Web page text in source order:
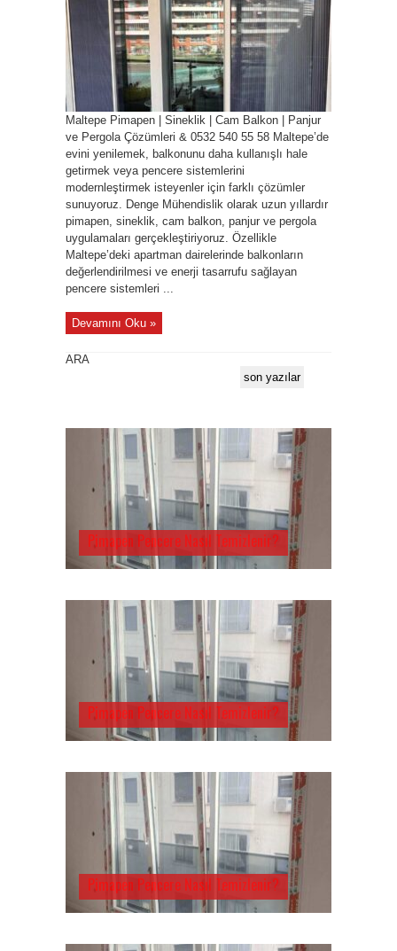
Maltepe Pimapen | Sineklik | Cam Balkon | Panjur
ve Pergola Çözümleri & 0532 540 55 58 Maltepe’de
evini yenilemek, balkonunu daha kullanışlı hale
getirmek veya pencere sistemlerini
modernleştirmek isteyenler için farklı çözümler
sunuyoruz. Denge Mühendislik olarak uzun yıllardır
pimapen, sineklik, cam balkon, panjur ve pergola
uygulamaları gerçekleştiriyoruz. Özellikle
Maltepe’deki apartman dairelerinde balkonların
değerlendirilmesi ve enerji tasarrufu sağlayan
pencere sistemleri ...
Devamını Oku »
ARA
son yazılar
Pimapen Pencere Nasıl Temizlenir?
Pimapen Pencere Nasıl Temizlenir?
Pimapen Pencere Nasıl Temizlenir?